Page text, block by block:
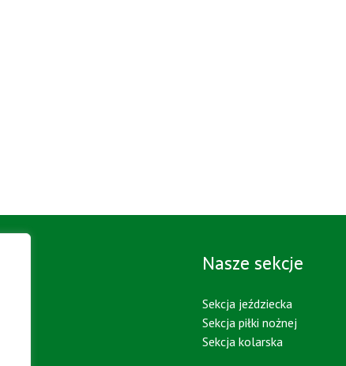
Nasze sekcje
Sekcja jeździecka
Sekcja piłki nożnej
Sekcja kolarska